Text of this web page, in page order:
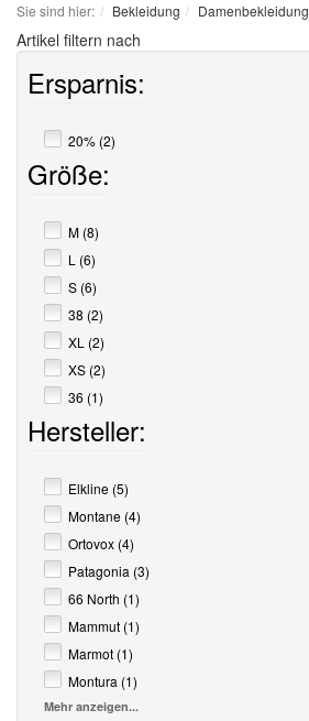
Sie sind hier: Bekleidung Damenbekleidung
Artikel filtern nach
Ersparnis:
20% (2)
Größe:
M (8)
L (6)
S (6)
38 (2)
XL (2)
XS (2)
36 (1)
Hersteller:
Elkline (5)
Montane (4)
Ortovox (4)
Patagonia (3)
66 North (1)
Mammut (1)
Marmot (1)
Montura (1)
Mehr anzeigen...